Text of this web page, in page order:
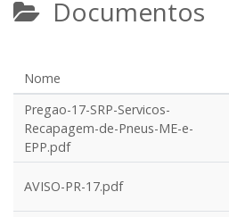
Documentos
Nome
Pregao-17-SRP-Servicos-
Recapagem-de-Pneus-ME-e-
EPP.pdf
AVISO-PR-17.pdf